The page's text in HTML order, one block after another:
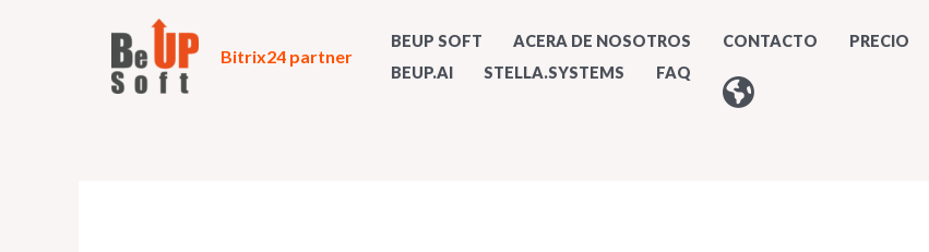
Bitrix24 partner
BEUP SOFT ACERA DE NOSOTROS CONTACTO PRECIO
BEUP.AI
STELLA.SYSTEMS FAQ
por: